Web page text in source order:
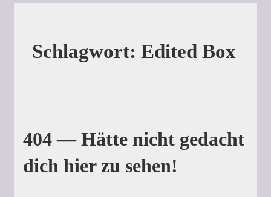
Schlagwort: Edited Box
404 — Hätte nicht gedacht
dich hier zu sehen!